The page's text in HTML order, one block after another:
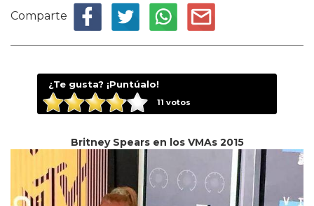
Comparte
¿Te gusta? ¡Puntúalo!
11 votos
Britney Spears en los VMAs 2015